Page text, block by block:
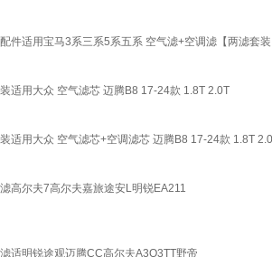
件适用宝马3系三系5系五系 空气滤+空调滤【两滤套
适用大众 空气滤芯 迈腾B8 17-24款 1.8T 2.0T
适用大众 空气滤芯+空调滤芯 迈腾B8 17-24款 1.8T
高尔夫7高尔夫嘉旅途安L明锐EA211
适明锐途观迈腾CC高尔夫A3Q3TT野帝